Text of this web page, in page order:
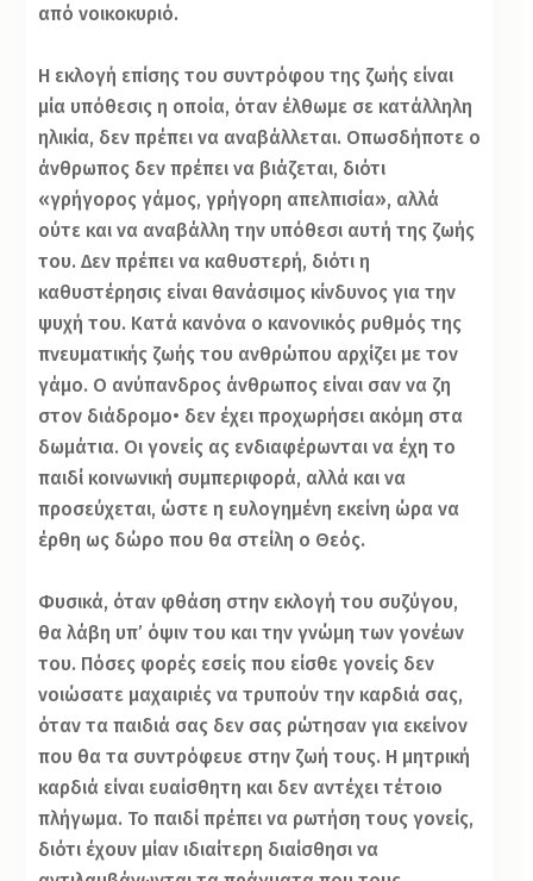
από νοικοκυριό.
Η εκλογή επίσης του συντρόφου της ζωής είναι
μία υπόθεσις η οποία, όταν έλθωμε σε κατάλληλη
ηλικία, δεν πρέπει να αναβάλλεται. Οπωσδήποτε ο
άνθρωπος δεν πρέπει να βιάζεται, διότι
«γρήγορος γάμος, γρήγορη απελπισία», αλλά
ούτε και να αναβάλλη την υπόθεσι αυτή της ζωής
του. Δεν πρέπει να καθυστερή, διότι η
καθυστέρησις είναι θανάσιμος κίνδυνος για την
ψυχή του. Κατά κανόνα ο κανονικός ρυθμός της
πνευματικής ζωής του ανθρώπου αρχίζει με τον
γάμο. Ο ανύπανδρος άνθρωπος είναι σαν να ζη
στον διάδρομο• δεν έχει προχωρήσει ακόμη στα
δωμάτια. Οι γονείς ας ενδιαφέρωνται να έχη το
παιδί κοινωνική συμπεριφορά, αλλά και να
προσεύχεται, ώστε η ευλογημένη εκείνη ώρα να
έρθη ως δώρο που θα στείλη ο Θεός.
Φυσικά, όταν φθάση στην εκλογή του συζύγου,
θα λάβη υπ’ όψιν του και την γνώμη των γονέων
του. Πόσες φορές εσείς που είσθε γονείς δεν
νοιώσατε μαχαιριές να τρυπούν την καρδιά σας,
όταν τα παιδιά σας δεν σας ρώτησαν για εκείνον
που θα τα συντρόφευε στην ζωή τους. Η μητρική
καρδιά είναι ευαίσθητη και δεν αντέχει τέτοιο
πλήγωμα. Το παιδί πρέπει να ρωτήση τους γονείς,
διότι έχουν μίαν ιδιαίτερη διαίσθησι να